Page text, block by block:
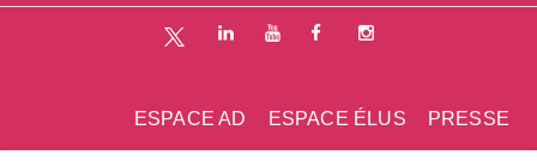
PRESSE
ESPACE ÉLUS
ESPACE AD